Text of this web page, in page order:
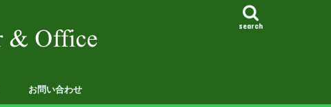
search
お問い合わせ